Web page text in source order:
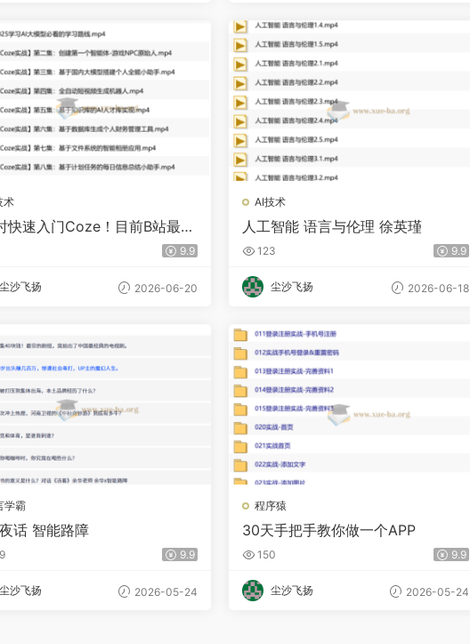
术
快速入门Coze！目前B站最完
细的Coze零基础全套教程，
9.9
尘沙飞扬 2026-06-20
AI技术
人工智能 语言与伦理 徐英瑾
123 9.9
尘沙飞扬 2026-06-18
学霸
话 智能路障
9.9
尘沙飞扬 2026-05-24
程序猿
30天手把手教你做一个APP
150 9.9
尘沙飞扬 2026-05-24